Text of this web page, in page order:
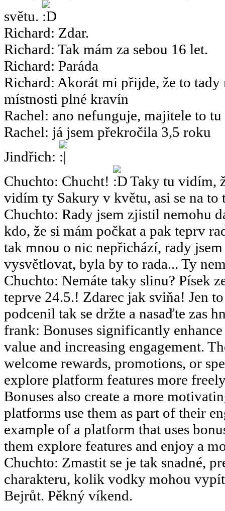
světu.
Richard: Zdar.
Richard: Tak mám za sebou 16 let.
Richard: Paráda
Richard: Akorát mi přijde, že to tady
místnosti plné kravín
Rachel: ano nefunguje, majitele to
Rachel: já jsem překročila 3,5 roku
Jindřich:
Chuchto: Chucht!
Taky tu vidím,
vidím ty Sakury v květu, asi se na to
Chuchto: Rady jsem zjistil nemohu
kdo, že si mám počkat a pak teprv
tak mnou o nic nepřichází, rady
vysvětlovat, byla by to rada... Ty
Chuchto: Nemáte taky slinu? Písek
teprve 24.5.! Zdarec jak sviňa! Jen
podcenil tak se držte a nasaďte zas
frank: Bonuses significantly
value and increasing engagement.
welcome rewards, promotions, or
explore platform features more
Bonuses also create a more
platforms use them as part of their
example of a platform that uses
them explore features and enjoy a
Chuchto: Zmastit se je tak snadné,
charakteru, kolik vodky mohou
Bejrůt. Pěkný víkend.